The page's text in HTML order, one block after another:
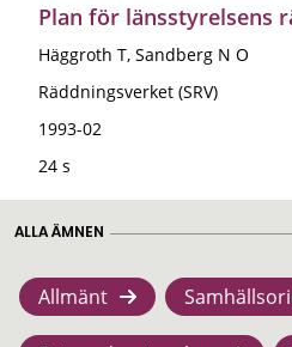
Plan för länsstyrelsens
Häggroth T, Sandberg N O
Räddningsverket (SRV)
1993-02
24 s
ALLA ÄMNEN
Allmänt